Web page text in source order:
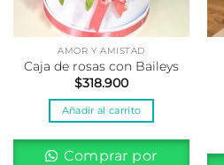
AMOR Y AMISTAD
Caja de rosas con Baileys
$318.900
Añadir al carrito
Comprar por